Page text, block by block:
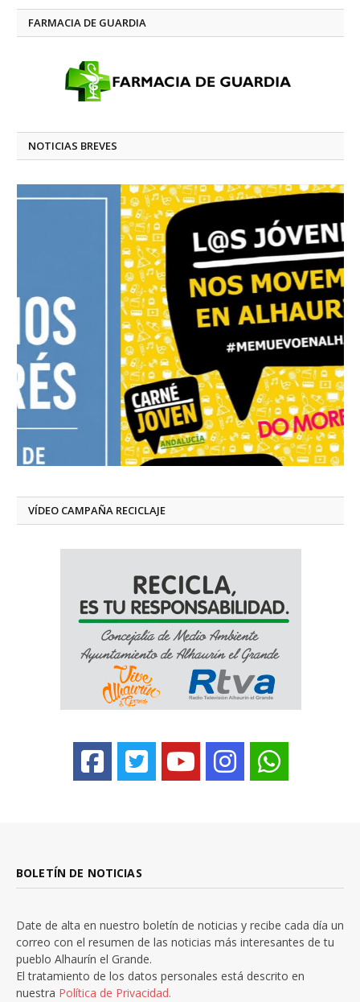
FARMACIA DE GUARDIA
NOTICIAS BREVES
VÍDEO CAMPAÑA RECICLAJE
BOLETÍN DE NOTICIAS
Date de alta en nuestro boletín de noticias y recibe cada día un
correo con el resumen de las noticias más interesantes de tu
pueblo Alhaurín el Grande.
El tratamiento de los datos personales está descrito en
nuestra Política de Privacidad.